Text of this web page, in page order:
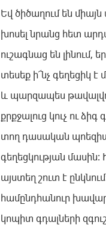
Եվ ծիծաղում են
խոսել նրանց հետ
ուշագնաց են լինում,
տեսեք ի՜նչ գեղեցիկ է
և պարզապես
քրքջալուց կուչ ու
տող դասական
գեղեցկության
այստեղ շուտ է
համընդհանուր
կոպիտ գդալների